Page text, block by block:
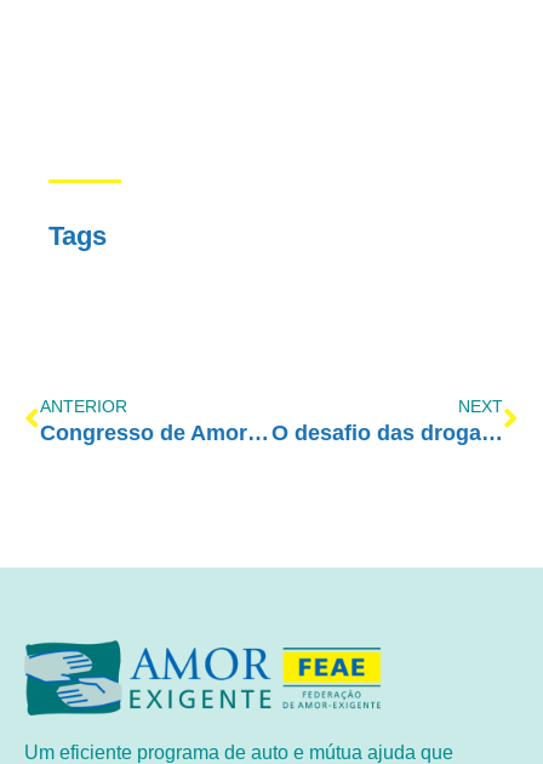
Tags
ANTERIOR
Congresso de Amor-Exigente – Curitiba – encerramento
NEXT
O desafio das drogas e o consumo nas ruas
Um eficiente programa de auto e mútua ajuda que